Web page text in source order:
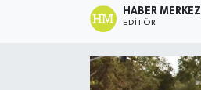
HABER MERKEZI
EDITÖR